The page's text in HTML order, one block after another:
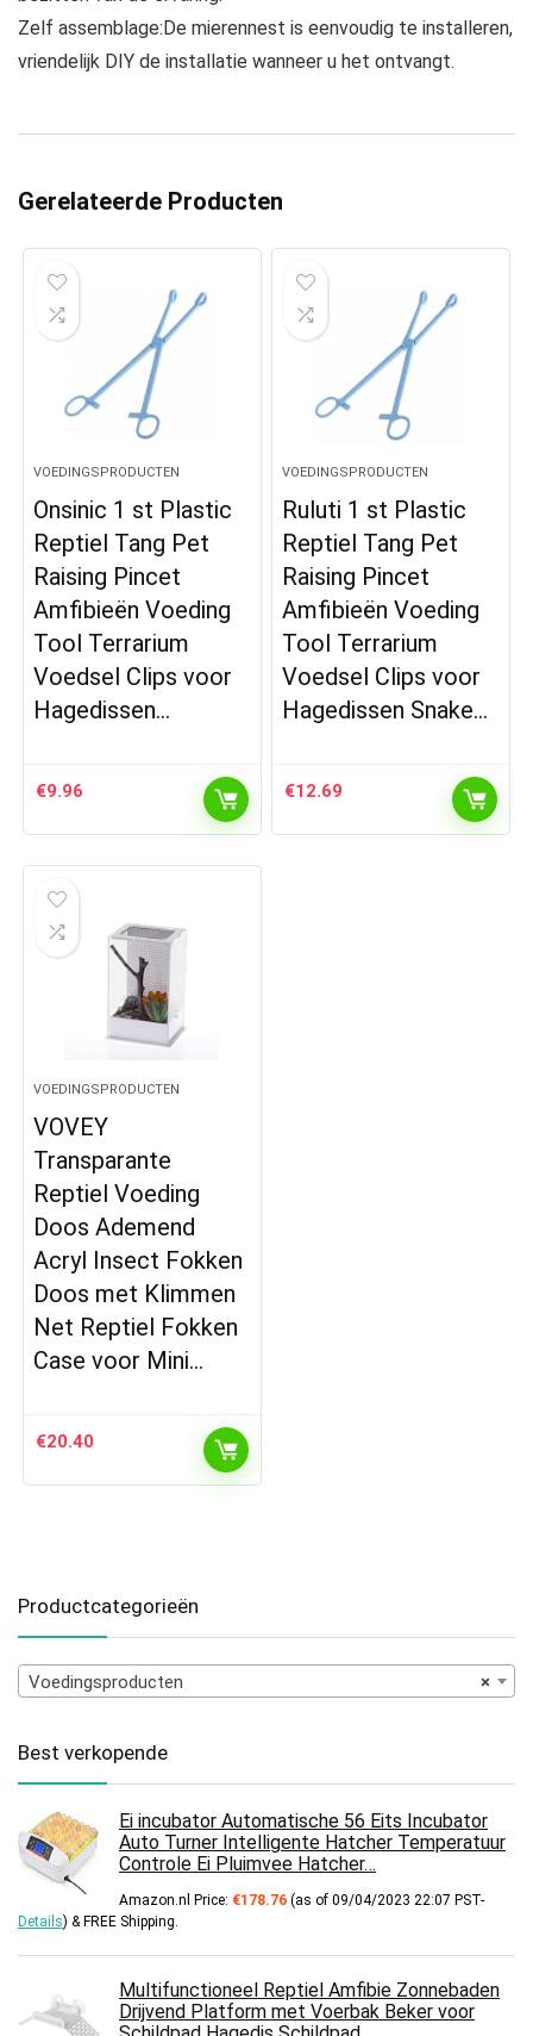
Zelf assemblage:De mierennest is eenvoudig te installeren,
vriendelijk DIY de installatie wanneer u het ontvangt.
Gerelateerde Producten
VOEDINGSPRODUCTEN
Onsinic 1 st Plastic
Reptiel Tang Pet
Raising Pincet
Amfibieën Voeding
Tool Terrarium
Voedsel Clips voor
Hagedissen…
€9.96
VOEDINGSPRODUCTEN
Ruluti 1 st Plastic
Reptiel Tang Pet
Raising Pincet
Amfibieën Voeding
Tool Terrarium
Voedsel Clips voor
Hagedissen Snake…
€12.69
VOEDINGSPRODUCTEN
VOVEY
Transparante
Reptiel Voeding
Doos Ademend
Acryl Insect Fokken
Doos met Klimmen
Net Reptiel Fokken
Case voor Mini…
€20.40
Productcategorieën
×
Voedingsproducten
Best verkopende
Ei incubator Automatische 56 Eits Incubator
Auto Turner Intelligente Hatcher Temperatuur
Controle Ei Pluimvee Hatcher…
Amazon.nl Price: €178.76 (as of 09/04/2023 22:07 PST-
Details) & FREE Shipping
Multifunctioneel Reptiel Amfibie Zonnebaden
Drijvend Platform met Voerbak Beker voor